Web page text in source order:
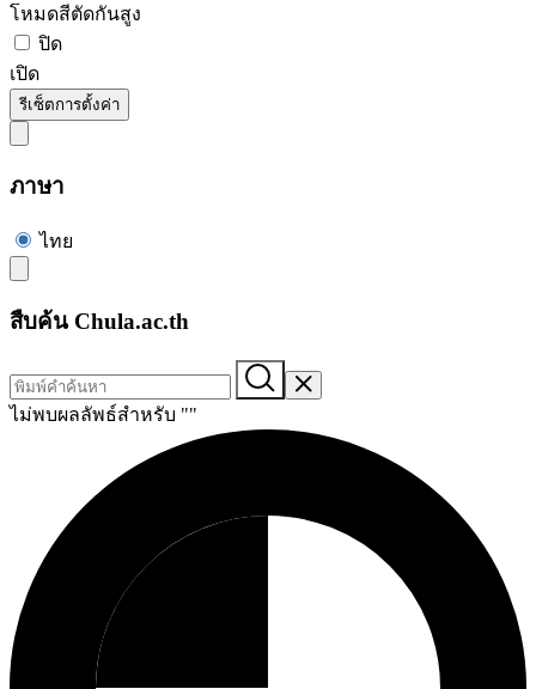
โหมดสีตัดกันสูง
ปิด
เปิด
รีเซ็ตการตั้งค่า
ภาษา
ไทย
สืบค้น Chula.ac.th
ไม่พบผลลัพธ์สำหรับ ""